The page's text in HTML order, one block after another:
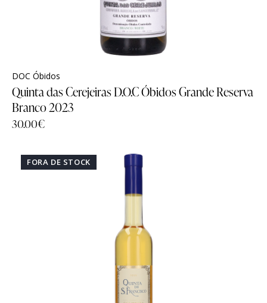
DOC Óbidos
Quinta das Cerejeiras D.O.C Óbidos Grande Reserva
Branco 2023
30.00€
FORA DE STOCK